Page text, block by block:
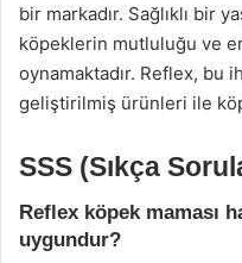
bir markadır. Sağlıklı bir
köpeklerin mutluluğu ve
oynamaktadır. Reflex, bu
geliştirilmiş ürünleri ile
SSS (Sıkça
Reflex köpek maması
uygundur?